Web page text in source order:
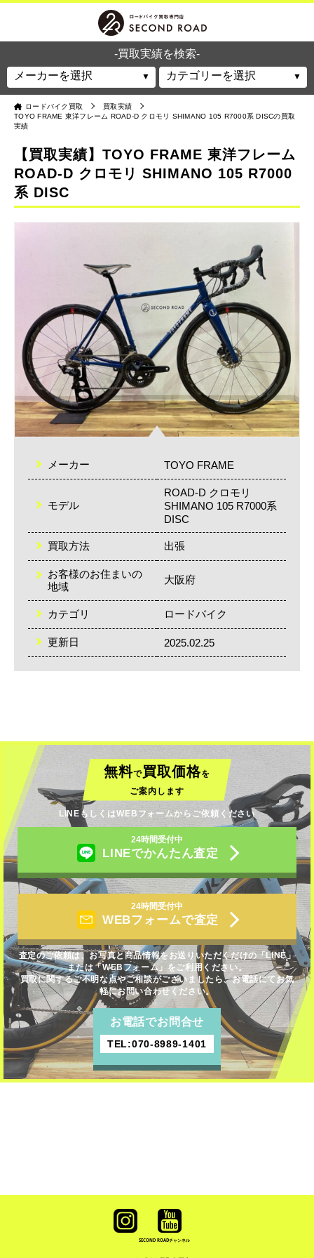
-買取実績を検索-
ロードバイク買取
買取実績
TOYO FRAME 東洋フレーム ROAD-D クロモリ SHIMANO 105 R7000系 DISCの買取
実績
【買取実績】TOYO FRAME 東洋フレーム
ROAD-D クロモリ SHIMANO 105 R7000
系 DISC
メーカー TOYO FRAME
モデル
ROAD-D クロモリ
SHIMANO 105 R7000系
DISC
買取方法 出張
お客様のお住まいの
地域
大阪府
カテゴリ ロードバイク
更新日 2025.02.25
無料で買取価格を
ご案内します
LINEもしくはWEBフォームからご依頼ください
24時間受付中
LINEでかんたん査定
24時間受付中
WEBフォームで査定
査定のご依頼は、お写真と商品情報をお送りいただくだけの「LINE」
または「WEBフォーム」をご利用ください。
買取に関するご不明な点やご相談がございましたら、お電話にてお気
軽にお問い合わせください。
お電話でお問合せ
TEL:070-8989-1401
SECOND ROADチャンネル